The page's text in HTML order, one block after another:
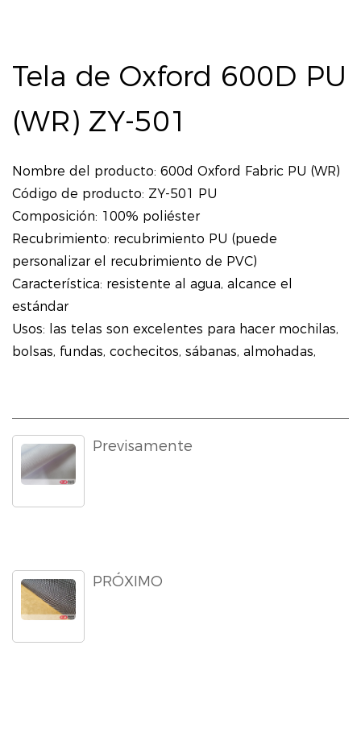
Tela de Oxford 600D PU
(WR) ZY-501
Nombre del producto: 600d Oxford Fabric PU (WR)
Código de producto: ZY-501 PU
Composición: 100% poliéster
Recubrimiento: recubrimiento PU (puede
personalizar el recubrimiento de PVC)
Característica: resistente al agua, alcance el
estándar
Usos: las telas son excelentes para hacer mochilas,
bolsas, fundas, cochecitos, sábanas, almohadas,
personalización está disponible.
Para más detalles, contáctenos.
Previsamente
PRÓXIMO